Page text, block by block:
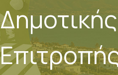
Δημοτικής